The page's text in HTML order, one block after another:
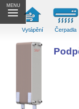
MENU
Vytápění Čerpadla